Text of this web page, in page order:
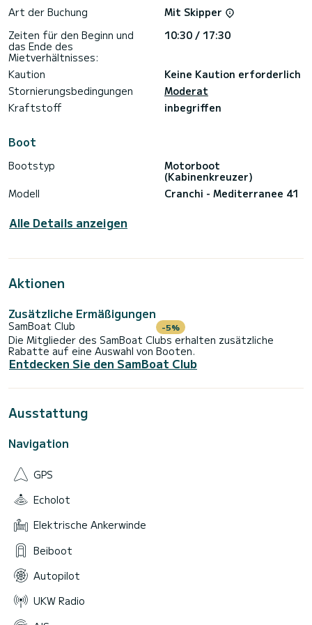
Art der Buchung
Mit Skipper
Zeiten für den Beginn und
das Ende des
Mietverhältnisses:
10:30 / 17:30
Kaution
Keine Kaution erforderlich
Stornierungsbedingungen
Moderat
Kraftstoff
inbegriffen
Boot
Bootstyp
Motorboot
(Kabinenkreuzer)
Modell
Cranchi - Mediterranee 41
Alle Details anzeigen
Aktionen
Zusätzliche Ermäßigungen
SamBoat Club -5%
Die Mitglieder des SamBoat Clubs erhalten zusätzliche
Rabatte auf eine Auswahl von Booten.
Entdecken Sie den SamBoat Club
Ausstattung
Navigation
GPS
Echolot
Elektrische Ankerwinde
Beiboot
Autopilot
UKW Radio